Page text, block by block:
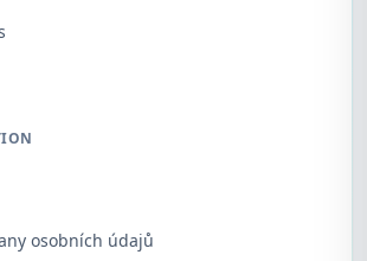
osobních údajů